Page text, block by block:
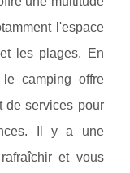
l'espace
les plages. En
camping offre
de services pour
Il y a une
et vous